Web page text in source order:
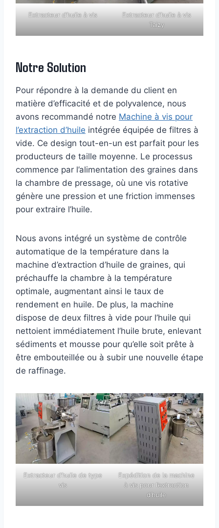
Extracteur d’huile à vis
Extracteur d’huile à vis
Taizy
Notre Solution
Pour répondre à la demande du client en
matière d’efficacité et de polyvalence, nous
avons recommandé notre Machine à vis pour
l’extraction d’huile intégrée équipée de filtres à
vide. Ce design tout-en-un est parfait pour les
producteurs de taille moyenne. Le processus
commence par l’alimentation des graines dans
la chambre de pressage, où une vis rotative
génère une pression et une friction immenses
pour extraire l’huile.
Nous avons intégré un système de contrôle
automatique de la température dans la
machine d’extraction d’huile de graines, qui
préchauffe la chambre à la température
optimale, augmentant ainsi le taux de
rendement en huile. De plus, la machine
dispose de deux filtres à vide pour l’huile qui
nettoient immédiatement l’huile brute, enlevant
sédiments et mousse pour qu’elle soit prête à
être embouteillée ou à subir une nouvelle étape
de raffinage.
Extracteur d’huile de type
vis
Expédition de la machine
à vis pour l’extraction
d’huile